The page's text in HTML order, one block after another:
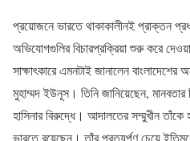
প্রয়োজনেভারতেথাকাকালীনইপ্রাক্তন
অভিযোগগুলিরবিচারপ্রক্রিয়াশুরুকরেদেওয়া
সাক্ষাৎকারেএমনটাইজানালেনবাংলাদেশের
মুহাম্মদইউনূস। তিনিজানিয়েছেন, মানবতার
হাসিনারবিরুদ্ধে। আদালতেরসম্মুখীনতাঁকে
ভারতেরয়েছেন। তাঁরপ্রত্যর্পণচেয়ে